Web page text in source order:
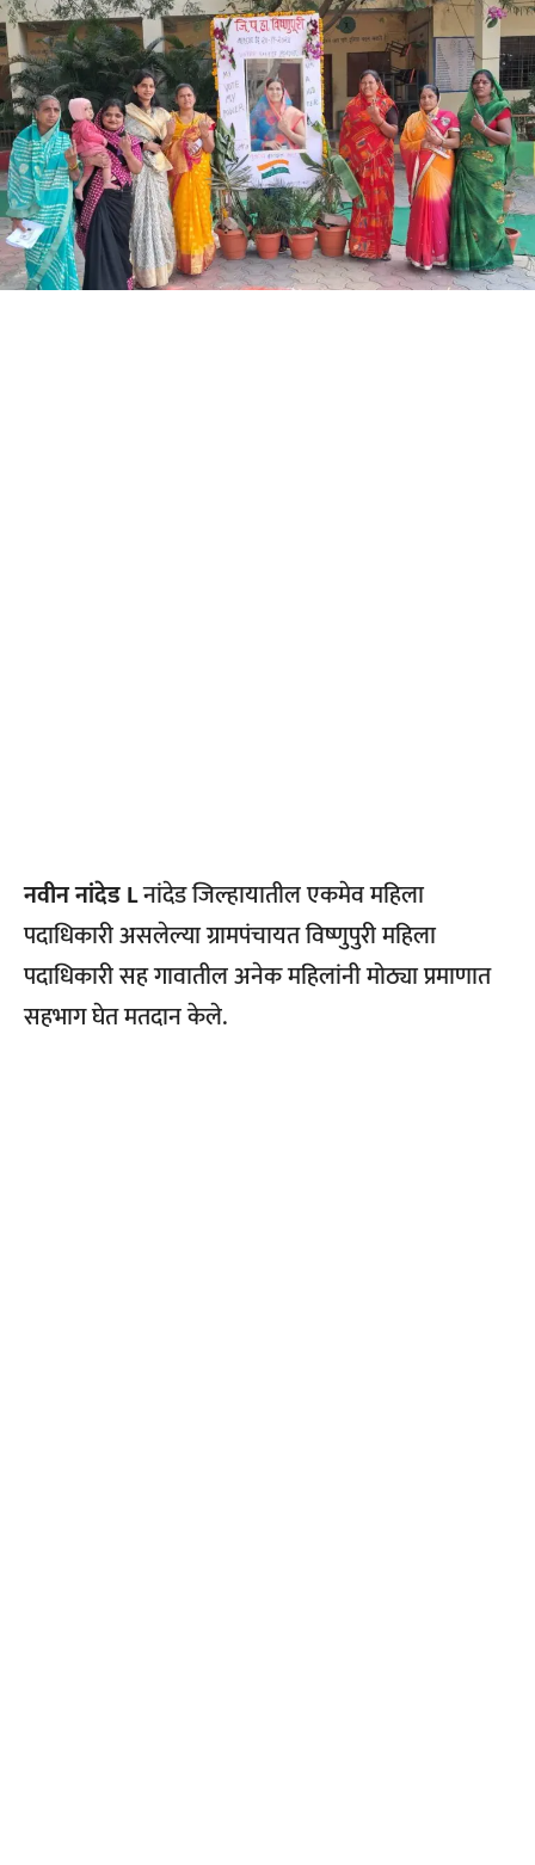
नवीन नांदेड Lनांदेड जिल्हायातील एकमेव महिला
पदाधिकारी असलेल्या ग्रामपंचायत विष्णुपुरी महिला
पदाधिकारी सह गावातील अनेक महिलांनी मोठ्या प्रमाणात
सहभाग घेत मतदान केले.